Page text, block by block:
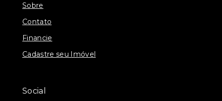
Sobre
Contato
Financie
Cadastre seu Imóvel
Social